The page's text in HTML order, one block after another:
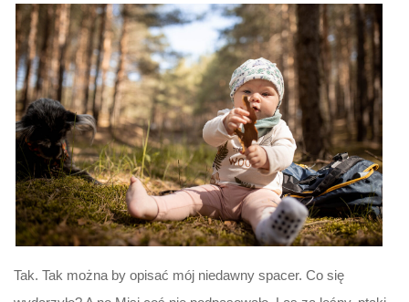
Tak. Tak można by opisać mój niedawny spacer. Co się